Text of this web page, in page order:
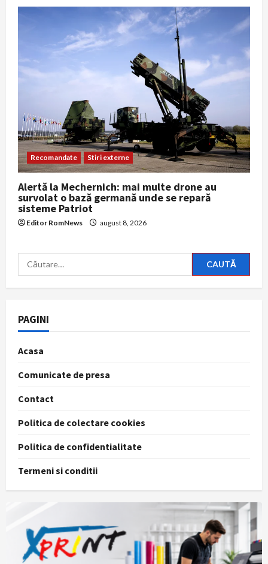
Recomandate Stiri externe
Alertă la Mechernich: mai multe drone au
survolat o bază germană unde se repară
sisteme Patriot
Editor RomNews august 8, 2026
Caută
după:
PAGINI
Acasa
Comunicate de presa
Contact
Politica de colectare cookies
Politica de confidentialitate
Termeni si conditii